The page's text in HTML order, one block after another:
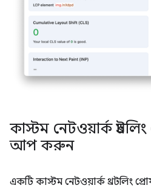
কাস্টম নেটওয়ার্ক
আপ করুন
একটি কাস্টম নেটওয়ার্ক থ্রটলিং